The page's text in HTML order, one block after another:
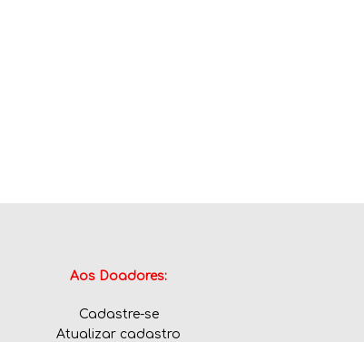
Aos Doadores:
Cadastre-se
Atualizar cadastro